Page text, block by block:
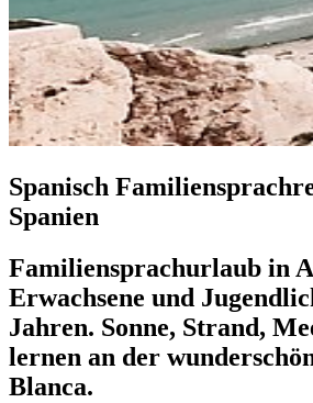
Spanisch
Spanien
Familiensprachurlaub in
Erwachsene und
Jahren. Sonne, Strand,
lernen an der
Blanca.